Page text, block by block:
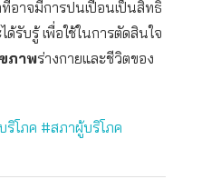
อาจมีการปนเปื้อนเป็นสิทธิ
ด้รับรู้ เพื่อใช้ในการตัดสินใจ
ภาพร่างกายและชีวิตของ
ริโภค #สภาผู้บริโภค